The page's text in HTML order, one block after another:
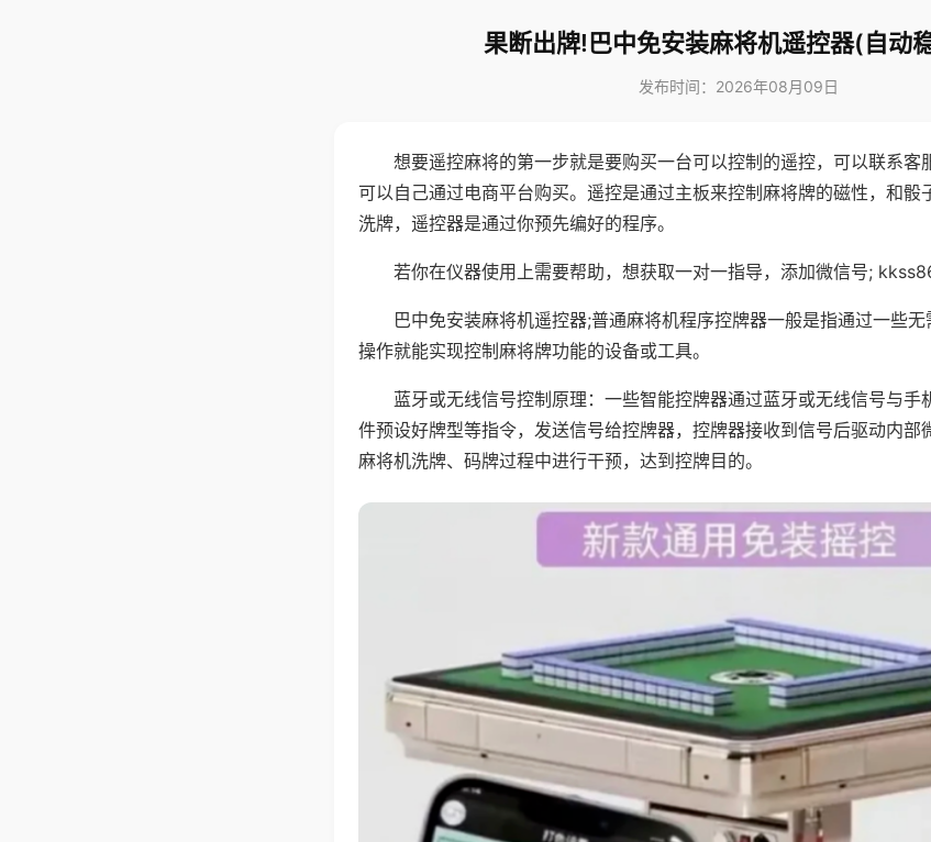
果断出牌!巴中免安装麻将机遥控器(自动
发布时间：2026年08月09日
想要遥控麻将的第一步就是要购买一台可以控制的遥控，可以联系客
可以自己通过电商平台购买。遥控是通过主板来控制麻将牌的磁性，和骰
洗牌，遥控器是通过你预先编好的程序。
若你在仪器使用上需要帮助，想获取一对一指导，添加微信号;
巴中免安装麻将机遥控器;普通麻将机程序控牌器一般是指通过一些
操作就能实现控制麻将牌功能的设备或工具。
蓝牙或无线信号控制原理：一些智能控牌器通过蓝牙或无线信号与手
件预设好牌型等指令，发送信号给控牌器，控牌器接收到信号后驱动内部
麻将机洗牌、码牌过程中进行干预，达到控牌目的。